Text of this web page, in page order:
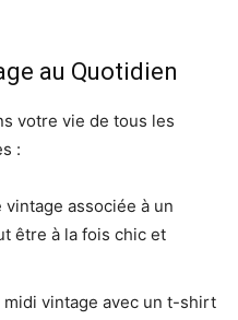
au Quotidien
votre vie de tous les
:
associée à un
être à la fois chic et
vintage avec un t-shirt